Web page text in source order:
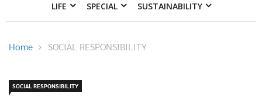
LIFE SPECIAL SUSTAINABILITY
Home SOCIAL RESPONSIBILITY
SOCIAL RESPONSIBILITY